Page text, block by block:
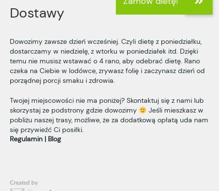
Dostawy
Dowozimy zawsze dzień wcześniej. Czyli dietę z poniedziałku,
dostarczamy w niedzielę, z wtorku w poniedziałek itd. Dzięki
temu nie musisz wstawać o 4 rano, aby odebrać dietę. Rano
czeka na Ciebie w lodówce, zrywasz folię i zaczynasz dzień od
porządnej porcji smaku i zdrowia.
Twojej miejscowości nie ma poniżej? Skontaktuj się z nami lub
skorzystaj ze podstrony gdzie dowozimy
Jeśli mieszkasz w
pobliżu naszej trasy, możliwe, że za dodatkową opłatą uda nam
się przywieźć Ci posiłki.
Regulamin Blog
Created by